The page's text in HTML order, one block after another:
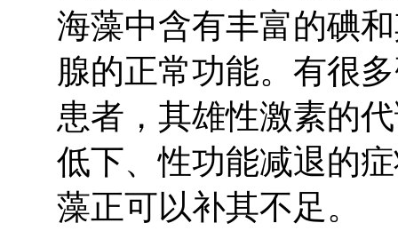
海藻中含有丰富的碘
腺的正常功能。有很
患者，其雄性激素的
低下、性功能减退的
藻正可以补其不足。